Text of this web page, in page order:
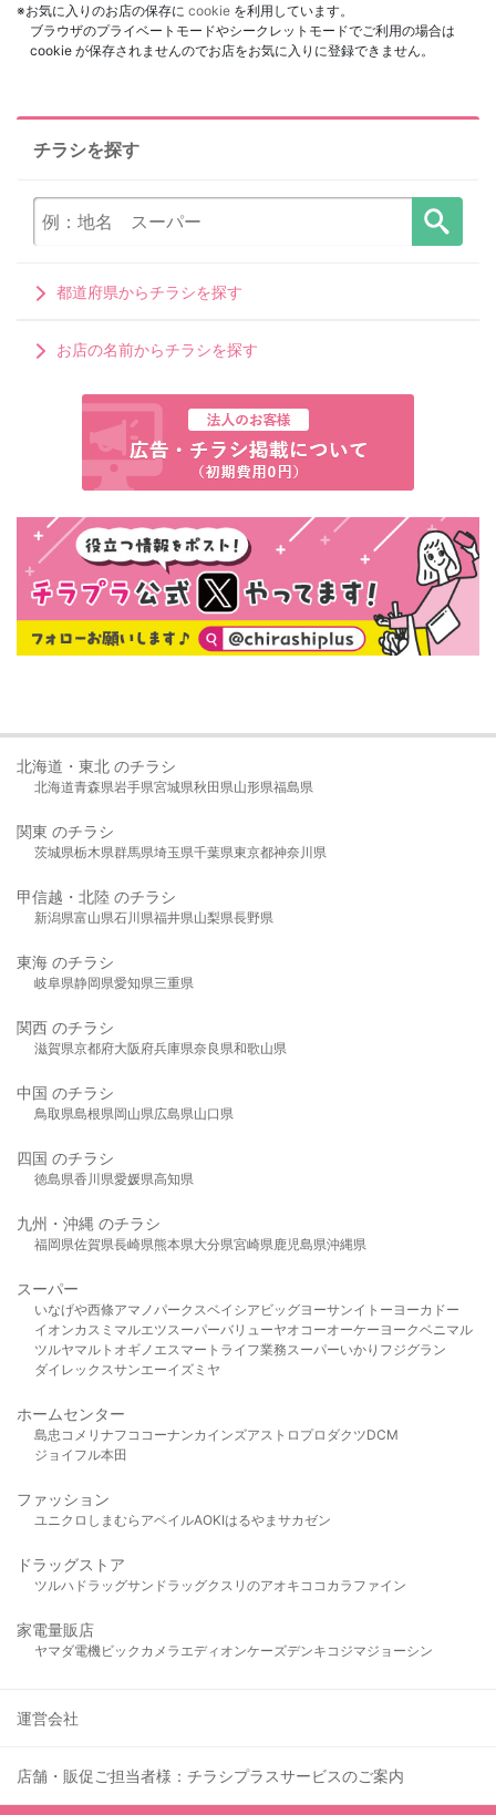
※お気に入りのお店の保存に cookie を利用しています。
ブラウザのプライベートモードやシークレットモードでご利用の場合は
cookie が保存されませんのでお店をお気に入りに登録できません。
チラシを探す
都道府県からチラシを探す
お店の名前からチラシを探す
北海道・東北 のチラシ
北海道青森県岩手県宮城県秋田県山形県福島県
関東 のチラシ
茨城県栃木県群馬県埼玉県千葉県東京都神奈川県
甲信越・北陸 のチラシ
新潟県富山県石川県福井県山梨県長野県
東海 のチラシ
岐阜県静岡県愛知県三重県
関西 のチラシ
滋賀県京都府大阪府兵庫県奈良県和歌山県
中国 のチラシ
鳥取県島根県岡山県広島県山口県
四国 のチラシ
徳島県香川県愛媛県高知県
九州・沖縄 のチラシ
福岡県佐賀県長崎県熊本県大分県宮崎県鹿児島県沖縄県
スーパー
いなげや西條アマノパークスベイシア ビッグヨーサンイトーヨーカドー
イオンカスミ マルエツスーパーバリューヤオコーオーケー ヨークベニマル
ツルヤマルト オギノ エスマート ライフ業務スーパーいかり フジグラン
ダイレックスサンエーイズミヤ
ホームセンター
島忠 コメリ ナフコ コーナンカインズアストロプロダクツDCM
ジョイフル本田
ファッション
ユニクロ しまむら アベイルAOKIはるやま サカゼン
ドラッグストア
ツルハドラッグサンドラッグクスリのアオキ ココカラファイン
家電量販店
ヤマダ電機ビックカメラ エディオンケーズデンキ コジマジョーシン
運営会社
店舗・販促ご担当者様：チラシプラスサービスのご案内